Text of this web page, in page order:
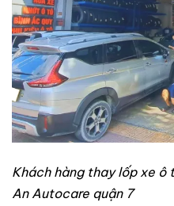
Khách hàng thay lốp xe ô
An Autocare quận 7